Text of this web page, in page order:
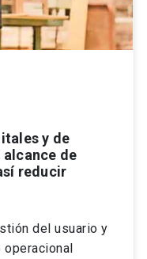
y de
de
reducir
del usuario y